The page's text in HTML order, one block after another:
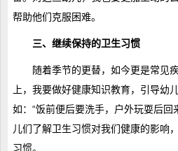
帮助他们克服困难。
三、继续保持的卫生习惯
随着季节的更替，如今更是常见
上，我要做好健康知识教育，引导幼
如：“饭前便后要洗手，户外玩耍后回
儿们了解卫生习惯对我们健康的影响
习惯。